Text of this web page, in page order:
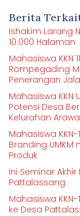
Berita
Ishakim Larang
10.000 Halaman
Mahasiswa KKN
Rompegading
Penerangan
Mahasiswa
Potensi Desa
Kelurahan Arawa
Mahasiswa
Branding
Produk
Ini Seminar
Pattalassang
Mahasiswa
ke Desa